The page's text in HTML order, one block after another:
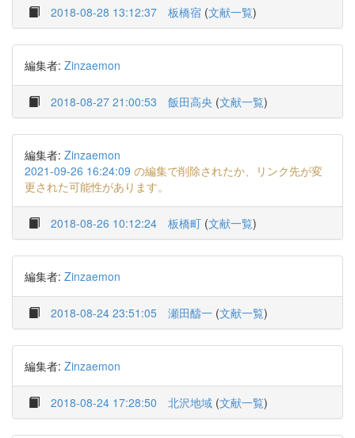
2018-08-28 13:12:37 板橋宿 (文献一覧)
編集者: Zinzaemon
2018-08-27 21:00:53 飯田高央 (文献一覧)
編集者: Zinzaemon
2021-09-26 16:24:09 の編集で削除されたか、リンク先が変
更された可能性があります。
2018-08-26 10:12:24 板橋町 (文献一覧)
編集者: Zinzaemon
2018-08-24 23:51:05 瀬田醻一 (文献一覧)
編集者: Zinzaemon
2018-08-24 17:28:50 北沢地域 (文献一覧)